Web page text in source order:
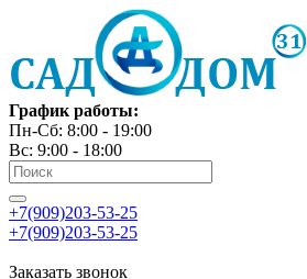
График работы:
Пн-Сб: 8:00 - 19:00
Вс: 9:00 - 18:00
+7(909)203-53-25
+7(909)203-53-25
Заказать звонок